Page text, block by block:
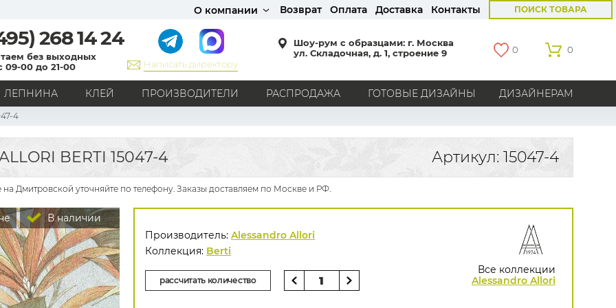
О компании Возврат Оплата Доставка Контакты ПОИСК ТОВАРА
268 14 24
без выходных
09-00 до 21-00
Написать директору
Шоу-рум с образцами: г. Москва
ул. Складочная, д. 1, строение 9
0 0
ЛЕПНИНА КЛЕЙ ПРОИЗВОДИТЕЛИ РАСПРОДАЖА ГОТОВЫЕ ДИЗАЙНЫ ДИЗАЙНЕРАМ
Кантри
Модерн Прованс Хай-тек
Лофт
Классика
Английский стиль
Америка
Англия Бельгия
Германия
Голландия
Россия Все страны
РИСУНОК
Граффити
Карта мира
Под кирпич
С вензелями
С надписями
Однотонные
Геометрический рисунок
Цветы
Дамаск
В клетку
В полоску Все рисунки
БРЕНДЫ
Marburg
Bernardo Bartalucci
Zambaiti
AS Creation
Hygge Roll
Grandeco
4
BERTI 15047-4 Артикул: 15047-4
Дмитровской уточняйте по телефону. Заказы доставляем по Москве и РФ.
В наличии
Все коллекции
Alessandro Allori
Производитель: Alessandro Allori
Коллекция: Berti
рассчитать количество